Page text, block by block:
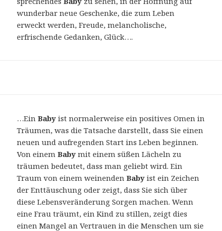
wunderbar neue Geschenke, die zum Leben
erweckt werden, Freude, melancholische,
erfrischende Gedanken, Glück….
…EinBaby ist normalerweise ein positives Omen in
Träumen, was die Tatsache darstellt, dass Sie einen
neuen und aufregenden Start ins Leben beginnen.
Von einemBaby mit einem süßen Lächeln zu
träumen bedeutet, dass man geliebt wird. Ein
Traum von einem weinendenBaby ist ein Zeichen
der Enttäuschung oder zeigt, dass Sie sich über
diese Lebensveränderung Sorgen machen. Wenn
eine Frau träumt, ein Kind zu stillen, zeigt dies
einen Mangel an Vertrauen in die Menschen um sie